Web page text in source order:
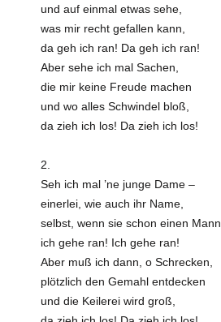
und auf einmal etwas sehe,
was mir recht gefallen kann,
da geh ich ran! Da geh ich ran!
Aber sehe ich mal Sachen,
die mir keine Freude machen
und wo alles Schwindel bloß,
da zieh ich los! Da zieh ich los!
2.
Seh ich mal ’ne junge Dame –
einerlei, wie auch ihr Name,
selbst, wenn sie schon einen Mann,
ich gehe ran! Ich gehe ran!
Aber muß ich dann, o Schrecken,
plötzlich den Gemahl entdecken
und die Keilerei wird groß,